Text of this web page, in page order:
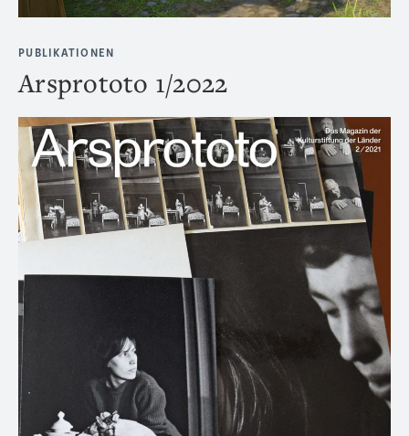
PUBLIKATIONEN
Arsprototo 1/2022